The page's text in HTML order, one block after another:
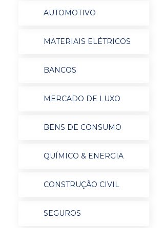
AUTOMOTIVO
MATERIAIS ELÉTRICOS
BANCOS
MERCADO DE LUXO
BENS DE CONSUMO
QUÍMICO & ENERGIA
CONSTRUÇÃO CIVIL
SEGUROS